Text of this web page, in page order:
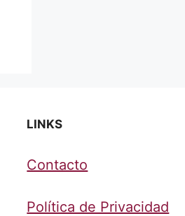
LINKS
Contacto
Política de Privacidad